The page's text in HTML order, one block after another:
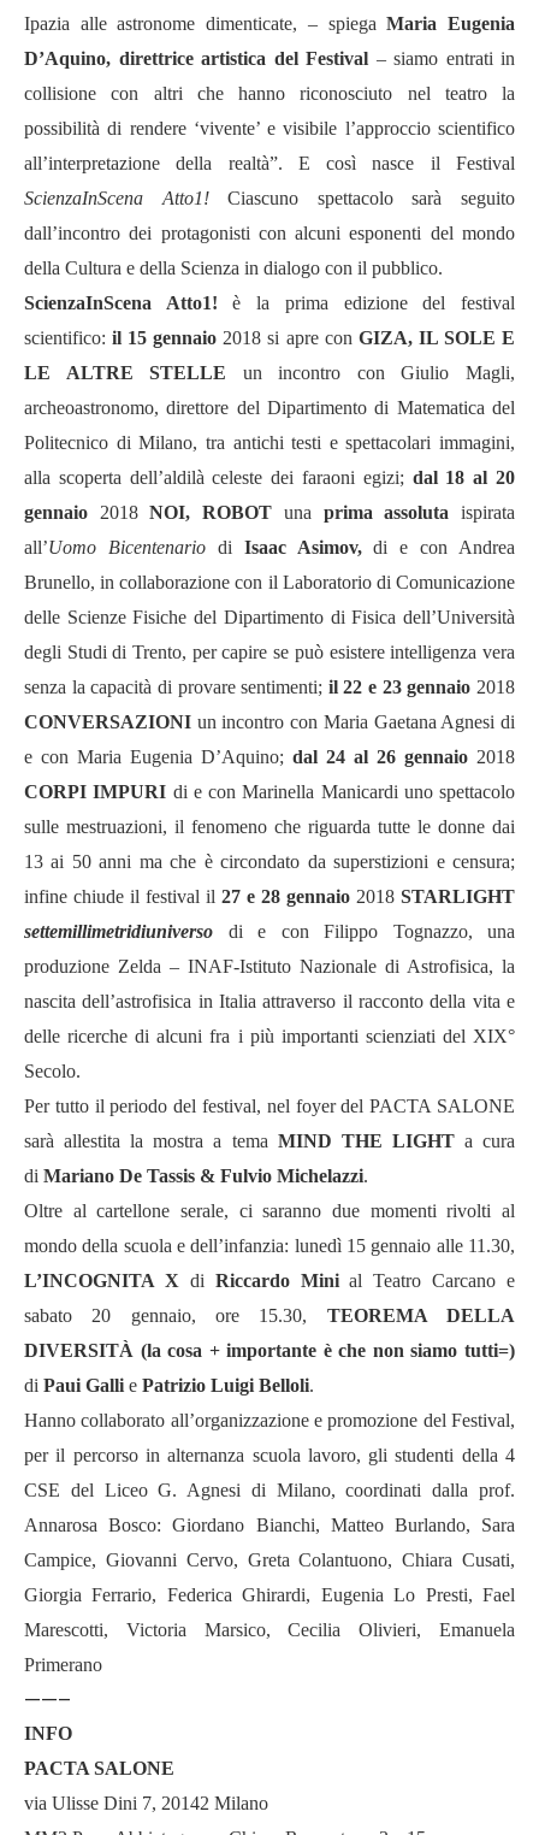
Ipazia alle astronome dimenticate, – spiegaMaria Eugenia
D’Aquino, direttrice artistica del Festival – siamo entrati in
collisione con altri che hanno riconosciuto nel teatro la
possibilità di rendere ‘vivente’ e visibile l’approccio scientifico
all’interpretazione della realtà”. E così nasce il Festival
ScienzaInScena Atto1!Ciascuno spettacolo sarà seguito
dall’incontro dei protagonisti con alcuni esponenti del mondo
della Cultura e della Scienza in dialogo con il pubblico.
ScienzaInScena Atto1! è la prima edizione del festival
scientifico:il 15 gennaio 2018 si apre con GIZA, IL SOLE E
LE ALTRE STELLE un incontro con Giulio Magli,
archeoastronomo, direttore del Dipartimento di Matematica del
Politecnico di Milano, tra antichi testi e spettacolari immagini,
alla scoperta dell’aldilà celeste dei faraoni egizi; dal 18 al 20
gennaio 2018NOI, ROBOT una prima assolutaispirata
all’Uomo Bicentenariodi Isaac Asimov,di e con Andrea
Brunello, in collaborazione con il Laboratorio di Comunicazione
delle Scienze Fisiche del Dipartimento di Fisica dell’Università
degli Studi di Trento, per capire se può esistere intelligenza vera
senza la capacità di provare sentimenti; il 22 e 23 gennaio 2018
CONVERSAZIONI un incontro con Maria Gaetana Agnesi di
e con Maria Eugenia D’Aquino; dal 24 al 26 gennaio 2018
CORPI IMPURI di e con Marinella Manicardi uno spettacolo
sulle mestruazioni, il fenomeno che riguarda tutte le donne dai
13 ai 50 anni ma che è circondato da superstizioni e censura;
infine chiude il festival il 27 e 28 gennaio 2018 STARLIGHT
settemillimetridiuniverso di e con Filippo Tognazzo, una
produzione Zelda – INAF-Istituto Nazionale di Astrofisica, la
nascita dell’astrofisica in Italia attraverso il racconto della vita e
delle ricerche di alcuni fra i più importanti scienziati del XIX°
Secolo.
Per tutto il periodo del festival, nel foyer del PACTA SALONE
sarà allestita la mostra a tema MIND THE LIGHT a cura
di Mariano De Tassis & Fulvio Michelazzi.
Oltre al cartellone serale, ci saranno due momenti rivolti al
mondo della scuola e dell’infanzia: lunedì 15 gennaio alle 11.30,
L’INCOGNITA X di Riccardo Minial Teatro Carcano e
sabato 20 gennaio, ore 15.30, TEOREMA DELLA
DIVERSITÀ (la cosa + importante è che non siamo tutti=)
di Paui Galli e Patrizio Luigi Belloli.
Hanno collaborato all’organizzazione e promozione del Festival,
per il percorso in alternanza scuola lavoro, gli studenti della 4
CSE del Liceo G. Agnesi di Milano, coordinati dalla prof.
Annarosa Bosco: Giordano Bianchi, Matteo Burlando, Sara
Campice, Giovanni Cervo, Greta Colantuono, Chiara Cusati,
Giorgia Ferrario, Federica Ghirardi, Eugenia Lo Presti, Fael
Marescotti, Victoria Marsico, Cecilia Olivieri, Emanuela
Primerano
——–
INFO
PACTA SALONE
via Ulisse Dini 7, 20142 Milano